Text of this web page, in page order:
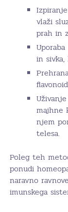
vlaži
prah in
in
majhne
njem
telesa.
Poleg teh
ponudi
naravno
imunskega